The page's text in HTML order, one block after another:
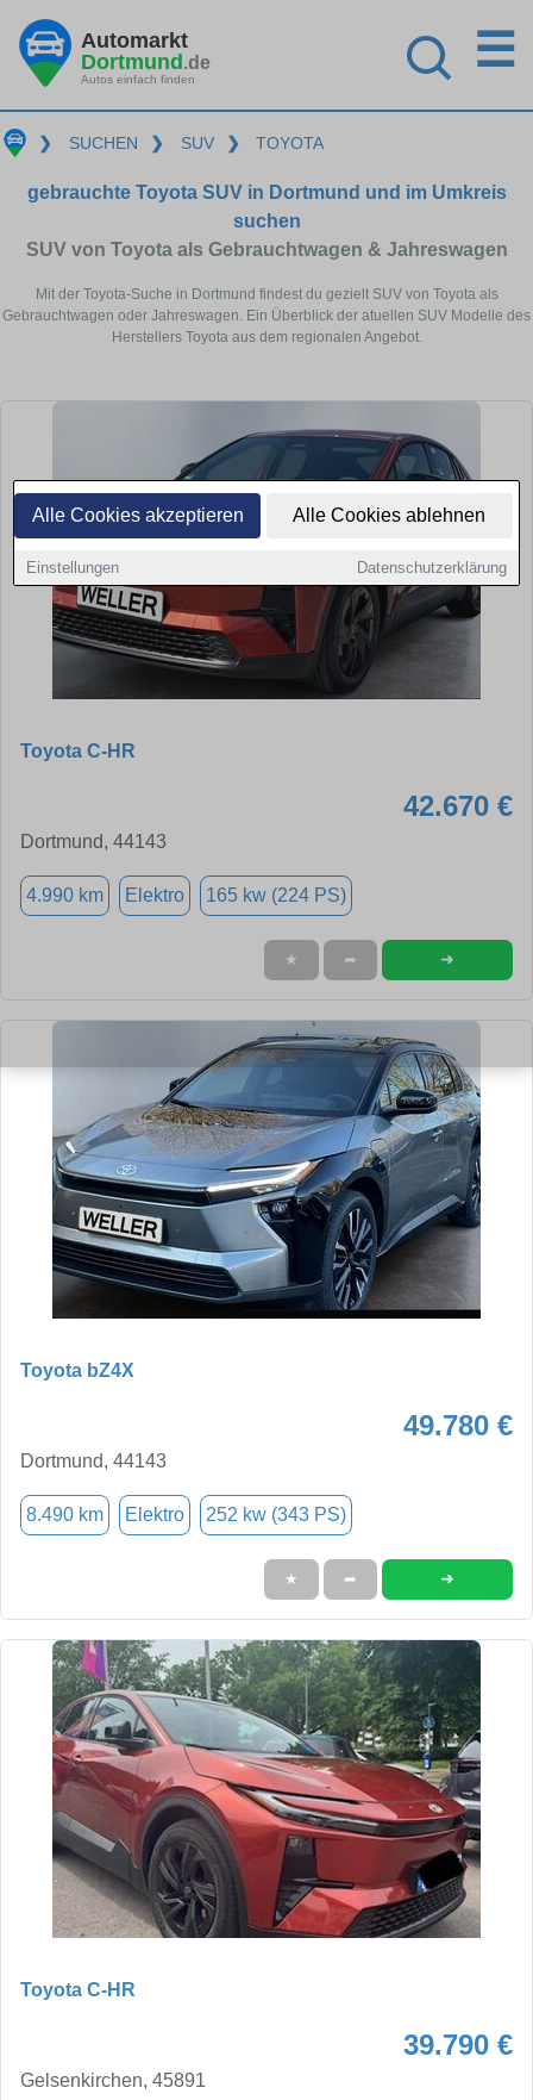
Alle Cookies akzeptieren Alle Cookies ablehnen
Einstellungen Datenschutzerklärung
Automarkt
Dortmund.de
Autos einfach finden
☰
❯ SUCHEN ❯ SUV ❯ TOYOTA
gebrauchte Toyota SUV in Dortmund und im Umkreis
suchen
SUV von Toyota als Gebrauchtwagen & Jahreswagen
Mit der Toyota-Suche in Dortmund findest du gezielt SUV von Toyota als
Gebrauchtwagen oder Jahreswagen. Ein Überblick der atuellen SUV Modelle des
Herstellers Toyota aus dem regionalen Angebot.
Toyota C-HR
42.670 €
Dortmund, 44143
4.990 km Elektro 165 kw (224 PS)
★ ➦ ➜
Toyota bZ4X
49.780 €
Dortmund, 44143
8.490 km Elektro 252 kw (343 PS)
★ ➦ ➜
Toyota C-HR
39.790 €
Gelsenkirchen, 45891